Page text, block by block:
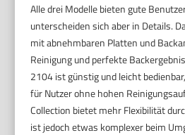
Alle drei Modelle bieten gute
unterscheiden sich aber in Details.
mit abnehmbaren Platten und
Reinigung und perfekte
2104 ist günstig und leicht
für Nutzer ohne hohen
Collection bietet mehr Flexibilität
ist jedoch etwas komplexer beim